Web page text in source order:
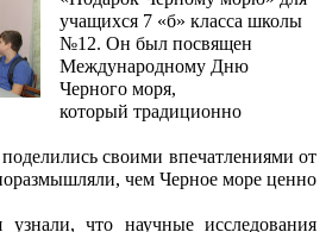
учащихся 7 «б» класса школы
№12. Он был посвящен
Международному Дню
Черного моря,
который традиционно
своими впечатлениями от
чем Черное море ценно
что научные исследования